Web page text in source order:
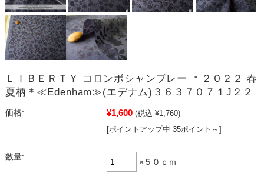
ＬＩＢＥＲＴＹ コロンボシャンブレー ＊２０２２ 春
夏柄＊≪Edenham≫(エデナム)３６３７０７１J２２
価格: ¥1,600 (税込 ¥1,760)
[ポイントアップ中 35ポイント～]
数量:
×５０ｃｍ